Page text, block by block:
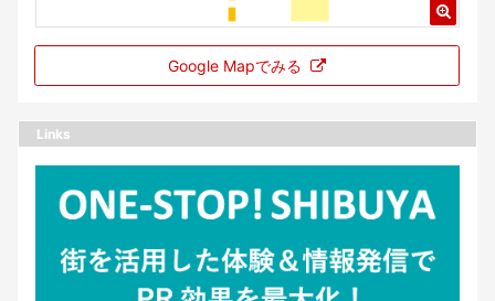
Google Mapでみる
Links